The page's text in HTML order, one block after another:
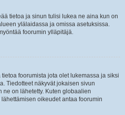
tietoa ja sinun tulisi lukea ne aina kun on
ylälaidassa ja omissa asetuksissa.
foorumin ylläpitäjä.
foorumista jota olet lukemassa ja siksi
Tiedotteet näkyvät jokaisen sivun
on lähetetty. Kuten globaalien
oikeudet antaa foorumin